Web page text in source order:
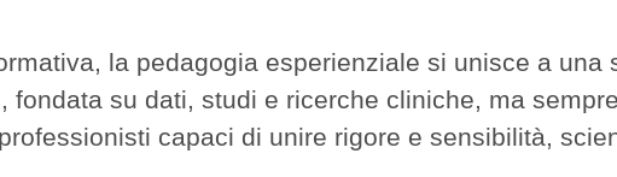
la pedagogia esperienziale si unisce a
, fondata su dati, studi e ricerche cliniche, ma
capaci di unire rigore e sensibilità,